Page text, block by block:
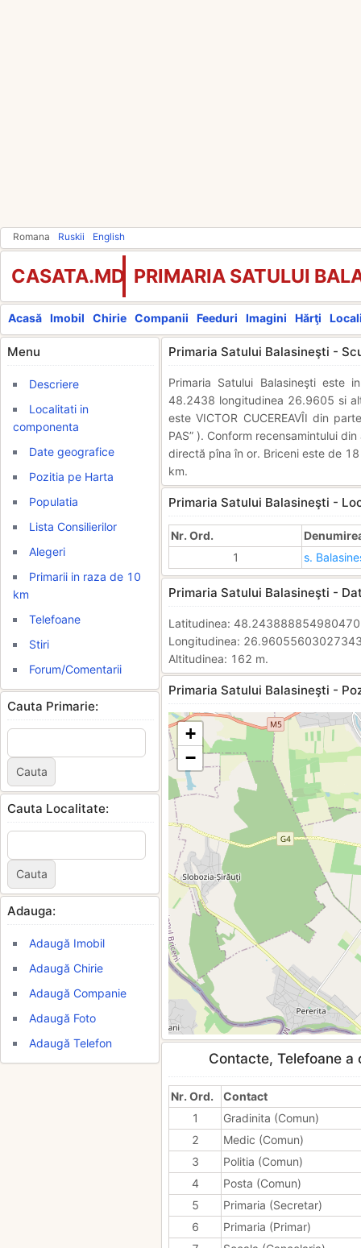
Romana Ruskii English
CASATA.MD PRIMARIA SATULUI
Acasă Imobil Chirie Companii Feeduri Imagini Hărţi
Menu
Descriere
Localitati in
componenta
Date geografice
Pozitia pe Harta
Populatia
Lista Consilierilor
Alegeri
Primarii in raza de 10
km
Telefoane
Stiri
Forum/Comentarii
Cauta Primarie:
Cauta Localitate:
Adauga:
Adaugă Imobil
Adaugă Chirie
Adaugă Companie
Adaugă Foto
Adaugă Telefon
Primaria Satului Balasineşti -
Primaria Satului Balasineşti este
48.2438 longitudinea 26.9605 si
este VICTOR CUCEREAVÎI din
PAS” ). Conform recensamintului
directă pîna în or. Briceni este de
km.
Primaria Satului Balasineşti -
Nr. Ord.
1
s.
Primaria Satului Balasineşti -
Latitudinea:
Longitudinea:
Altitudinea: 162 m.
Primaria Satului Balasineşti -
+
−
Contacte, Telefoane
Nr. Ord.
Contact
1
Gradinita (Comun)
2
Medic (Comun)
3
Politia (Comun)
4
Posta (Comun)
5
Primaria (Secretar)
6
Primaria (Primar)